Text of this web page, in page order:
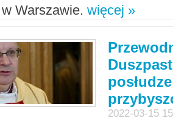
Warszawie. więcej »
2022-03-15